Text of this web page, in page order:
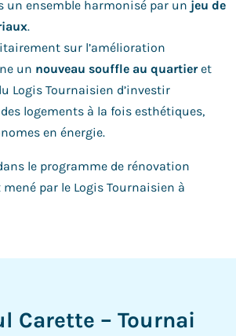
un ensemble harmonisé par un jeu de
.
sur l’amélioration
un nouveau souffle au quartieret
Logis Tournaisien d’investir
logements à la fois esthétiques,
en énergie.
le programme de rénovation
par le Logis Tournaisien à
Carette – Tournai